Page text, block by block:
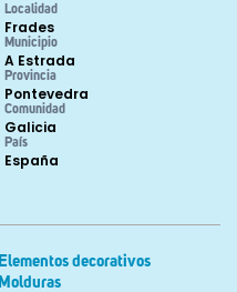
Localidad
Frades
Municipio
A Estrada
Provincia
Pontevedra
Comunidad
Galicia
País
España
Elementos decorativos
Molduras